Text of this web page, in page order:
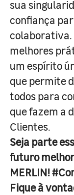
sua
confiança
melhores
um espírito
que permite
todos para
que fazem a
Clientes.
Seja parte
futuro melhor
MERLIN!
Fique à